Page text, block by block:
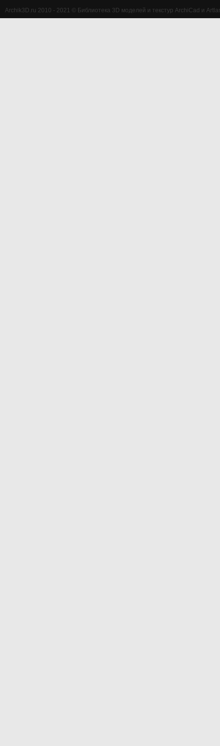
Archik3D.ru 2010 - 2021 © Библиотека 3D моделей и текстур ArchiCad и